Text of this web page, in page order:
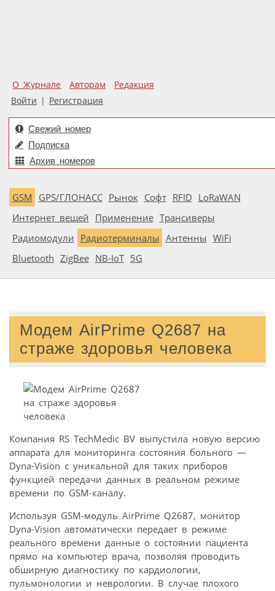
О Журнале Авторам
Редакция
Войти | Регистрация
Свежий номер
Подписка
Архив номеров
GSM GPS/ГЛОНАСС Рынок Софт RFID LoRaWAN
Интернет вещей Применение Трансиверы
Радиомодули Радиотерминалы Антенны WiFi
Bluetooth ZigBee NB-IoT 5G
Модем AirPrime Q2687 на
страже здоровья человека
Компания RS TechMedic BV выпустила новую версию
аппарата для мониторинга состояния больного —
Dyna-Vision с уникальной для таких приборов
функцией передачи данных в реальном режиме
времени по GSM-каналу.
Используя GSM-модуль AirPrime Q2687, монитор
Dyna-Vision автоматически передает в режиме
реального времени данные о состоянии пациента
прямо на компьютер врача, позволяя проводить
обширную диагностику по кардиологии,
пульмонологии и неврологии. В случае плохого